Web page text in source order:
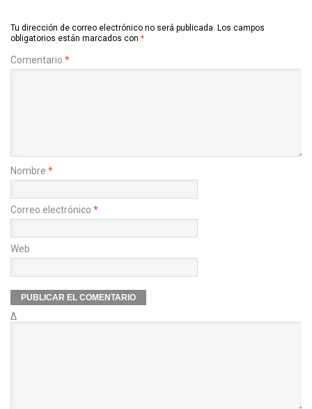
Tu dirección de correo electrónico no será publicada. Los campos
obligatorios están marcados con *
Comentario *
Nombre *
Correo electrónico *
Web
Δ